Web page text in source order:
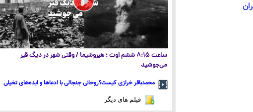
ساعت ۸:۱۵ ششم اوت ؛ هیروشیما / وقتی شهر در دیگ قیر
می‌جوشید
محمدباقر خرازی کیست؟روحانی جنجالی با ادعاها و ایده‌های تخیلی
فیلم های دیگر